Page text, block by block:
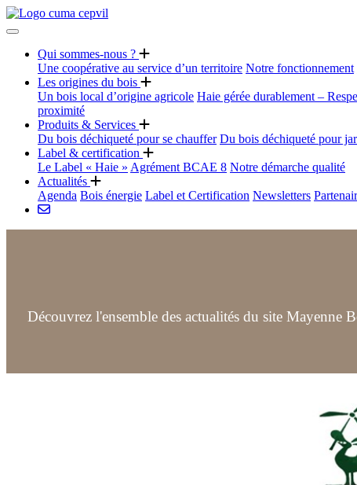
Qui sommes-nous ?
Une coopérative au service d’un territoire Notre fonctionnement
Les origines du bois
Un bois local d’origine agricole Haie gérée durablement –
proximité
Produits & Services
Du bois déchiqueté pour se chauffer Du bois déchiqueté pour
Label & certification
Le Label « Haie » Agrément BCAE 8 Notre démarche qualité
Actualités
Agenda Bois énergie Label et Certification Newsletters
Découvrez l'ensemble des actualités du site Mayenne